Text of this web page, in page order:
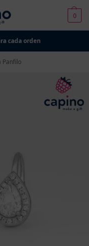
0
cada orden
Panfilo